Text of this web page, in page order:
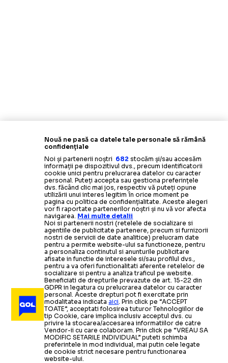
Nouă ne pasă ca datele tale personale să rămână
confidențiale
Noi și partenerii noștri 682 stocăm și/sau accesăm
informații pe dispozitivul dvs., precum identificatorii
cookie unici pentru prelucrarea datelor cu caracter
personal. Puteți accepta sau gestiona preferințele
dvs. făcând clic mai jos, respectiv vă puteți opune
utilizării unui interes legitim în orice moment pe
pagina cu politica de confidențialitate. Aceste alegeri
vor fi raportate partenerilor noștri și nu vă vor afecta
navigarea. Mai multe detalii
Noi si partenerii nostri (retelele de socializare si
agentiile de publicitate partenere, precum si furnizorii
nostri de servicii de date analitice) prelucram date
pentru a permite website-ului sa functioneze, pentru
a personaliza continutul si anunturile publicitare
afisate in functie de interesele si/sau profilul dvs.,
pentru a va oferi functionalitati aferente retelelor de
socializare si pentru a analiza traficul pe website.
Beneficiati de drepturile prevazute de art. 15-22 din
GDPR in legatura cu prelucrarea datelor cu caracter
personal. Aceste drepturi pot fi exercitate prin
modalitatea indicataaici. Prin click pe “ACCEPT
TOATE”, acceptati folosirea tuturor Tehnologiilor de
tip Cookie, care implica inclusiv acceptul dvs. cu
privire la stocarea/accesarea informatiilor de catre
Vendor-ii cu care colaboram. Prin click pe “VREAU SA
MODIFIC SETARILE INDIVIDUAL” puteti schimba
preferintele in mod individual, mai putin cele legate
de cookie strict necesare pentru functionarea
website-ului.